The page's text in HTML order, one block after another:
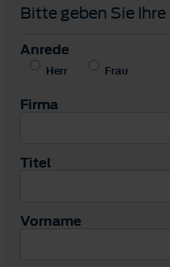
Bitte geben Sie
Anrede
Herr Frau
Firma
Titel
Vorname